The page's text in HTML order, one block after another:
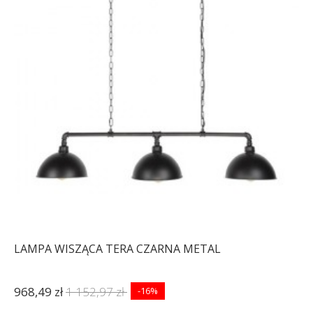
LAMPA WISZĄCA TERA CZARNA METAL
968,49 zł1 152,97 zł -16%